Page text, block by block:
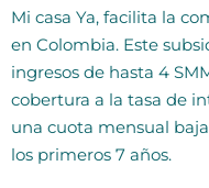
Mi casa Ya, facilita la
en Colombia. Este
ingresos de hasta 4
cobertura a la tasa de
una cuota mensual
los primeros 7 años.